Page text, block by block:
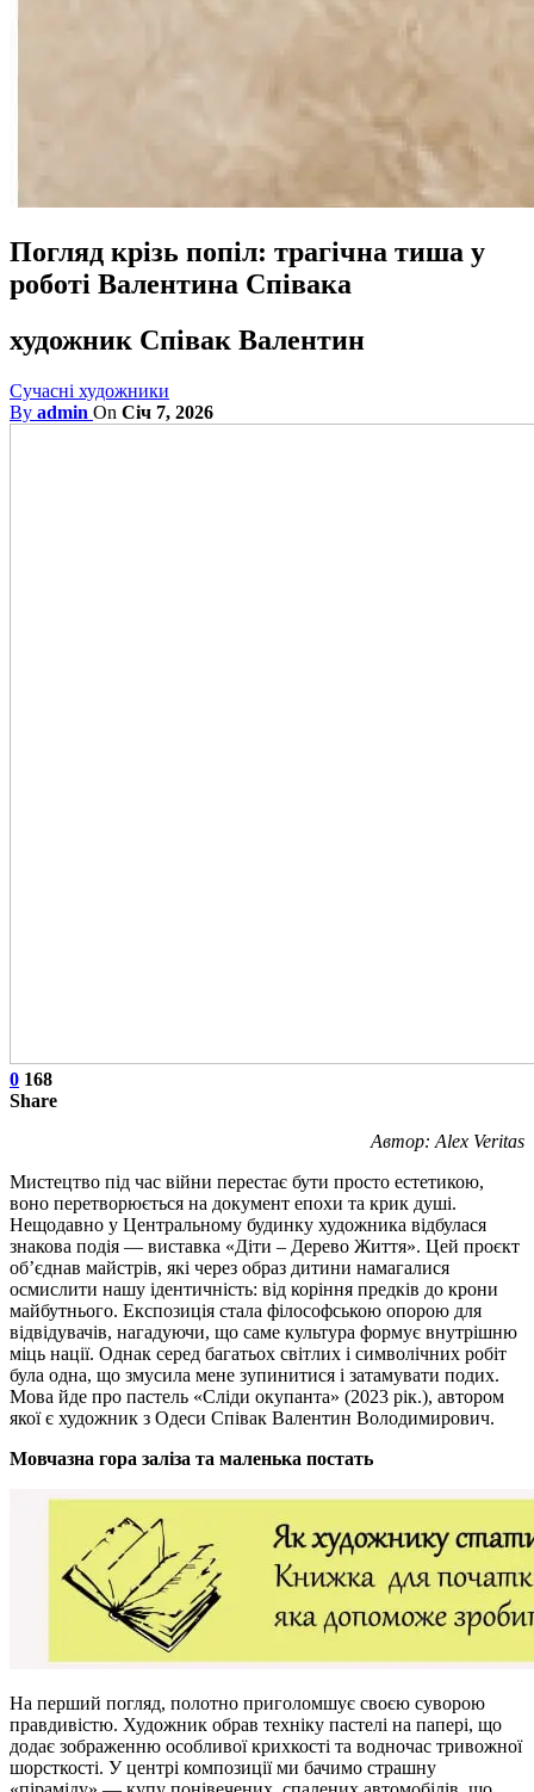
Погляд крізь попіл: трагічна тиша у
роботі Валентина Співака
художник Співак Валентин
Сучасні художники
By admin On Січ 7, 2026
0 168
Share
Автор: Alex Veritas
Мистецтво під час війни перестає бути просто естетикою,
воно перетворюється на документ епохи та крик душі.
Нещодавно у Центральному будинку художника відбулася
знакова подія — виставка «Діти – Дерево Життя». Цей проєкт
об’єднав майстрів, які через образ дитини намагалися
осмислити нашу ідентичність: від коріння предків до крони
майбутнього. Експозиція стала філософською опорою для
відвідувачів, нагадуючи, що саме культура формує внутрішню
міць нації. Однак серед багатьох світлих і символічних робіт
була одна, що змусила мене зупинитися і затамувати подих.
Мова йде про пастель «Сліди окупанта» (2023 рік.), автором
якої є художник з Одеси Співак Валентин Володимирович.
Мовчазна гора заліза та маленька постать
На перший погляд, полотно приголомшує своєю суворою
правдивістю. Художник обрав техніку пастелі на папері, що
додає зображенню особливої крихкості та водночас тривожної
шорсткості. У центрі композиції ми бачимо страшну